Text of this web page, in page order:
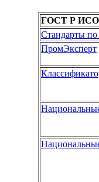
ГОСТ Р ИСО
Стандарты
ПромЭксперт